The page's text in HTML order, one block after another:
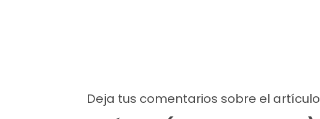
Deja tus comentarios sobre el artículo